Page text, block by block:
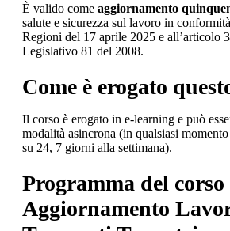
È valido come aggiornamento
salute e sicurezza sul lavoro in
Regioni del 17 aprile 2025 e all’articolo
Legislativo 81 del 2008.
Come è erogato
Il corso è erogato in e-learning e può
modalità asincrona (in qualsiasi
su 24, 7 giorni alla settimana).
Programma del corso
Aggiornamento